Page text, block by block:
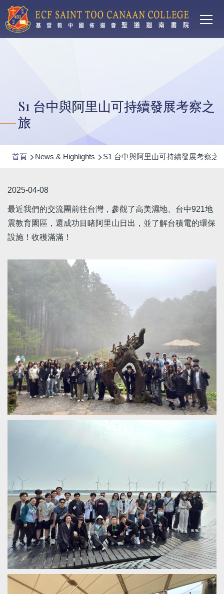
移至主內容
S1 台中與阿里山可持續發展考察之
旅
導
連
結
首頁 News & Highlights S1 台中與阿里山可持續發展考察之
2025-04-08
最近我們的交流團前往台灣，參觀了高美濕地、台中921地
震教育園區，還成功目睹阿里山日出，並了解台積電的環保
設施！收穫滿滿！